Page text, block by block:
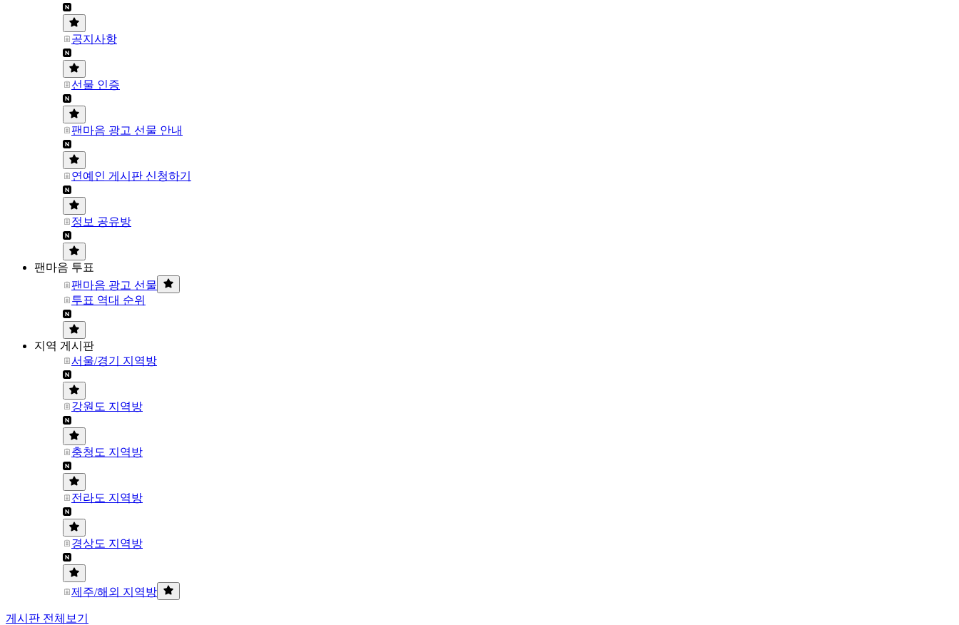
공지사항
선물 인증
팬마음 광고 선물 안내
연예인 게시판 신청하기
정보 공유방
팬마음 투표
팬마음 광고 선물
투표 역대 순위
지역 게시판
서울/경기 지역방
강원도 지역방
충청도 지역방
전라도 지역방
경상도 지역방
제주/해외 지역방
게시판 전체보기